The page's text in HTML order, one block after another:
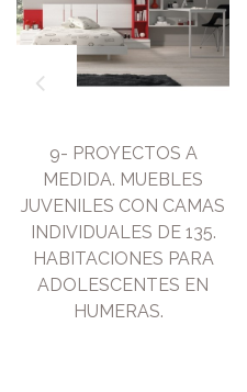
9- PROYECTOS A
MEDIDA. MUEBLES
JUVENILES CON CAMAS
INDIVIDUALES DE 135.
HABITACIONES PARA
ADOLESCENTES EN
HUMERAS.